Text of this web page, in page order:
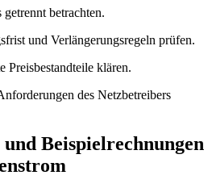
betrachten.
und Verlängerungsregeln prüfen.
Preisbestandteile klären.
des Netzbetreibers
Beispielrechnungen